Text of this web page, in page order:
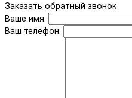
Заказать обратный звонок
Ваше имя:
Ваш телефон: